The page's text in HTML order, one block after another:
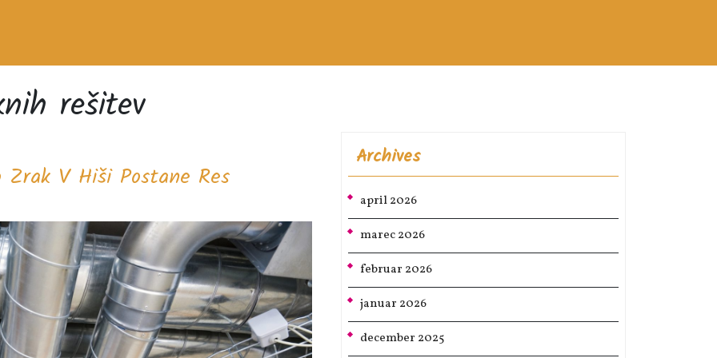
rešitev
V Hiši Postane Res
Archives
april 2026
marec 2026
februar 2026
januar 2026
december 2025